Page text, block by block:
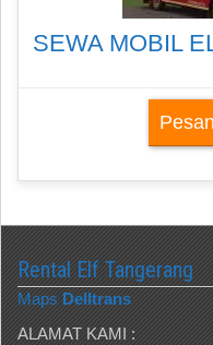
SEWA MOBIL
Rental Elf Tangerang
Maps Delltrans
ALAMAT KAMI :